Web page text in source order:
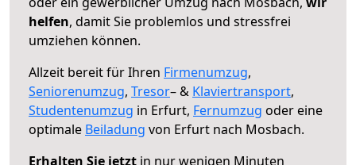
helfen, damit Sie problemlos und stressfrei
umziehen können.
Allzeit bereit für Ihren Firmenumzug,
Seniorenumzug, Tresor– & Klaviertransport,
Studentenumzug in Erfurt, Fernumzug oder eine
optimale Beiladung von Erfurt nach Mosbach.
Erhalten Sie jetzt in nur wenigen Minuten